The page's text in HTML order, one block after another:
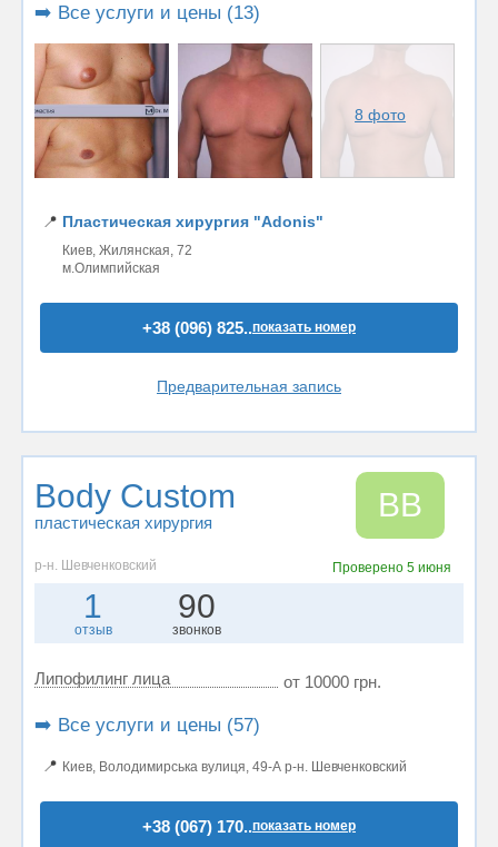
➡️ Все услуги и цены (13)
8 фото
📍 Пластическая хирургия "Adonis"
Киев, Жилянская, 72
м.Олимпийская
+38 (096) 825..показать номер
Предварительная запись
Body Custom
пластическая хирургия BB
р-н. Шевченковский Проверено5 июня
1
отзыв
90
звонков
Липофилинг лица от 10000 грн.
➡️ Все услуги и цены (57)
📍 Киев, Володимирська вулиця, 49-А р-н. Шевченковский
+38 (067) 170..показать номер